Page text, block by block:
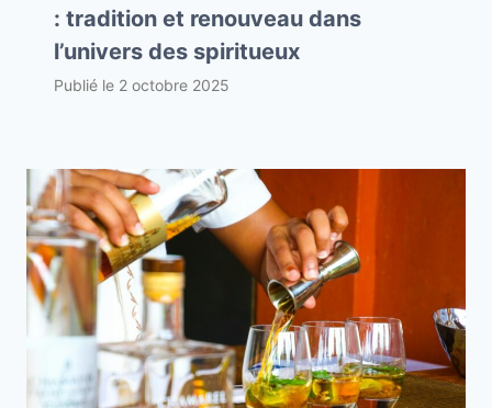
: tradition et renouveau dans
l’univers des spiritueux
Publié le 2 octobre 2025